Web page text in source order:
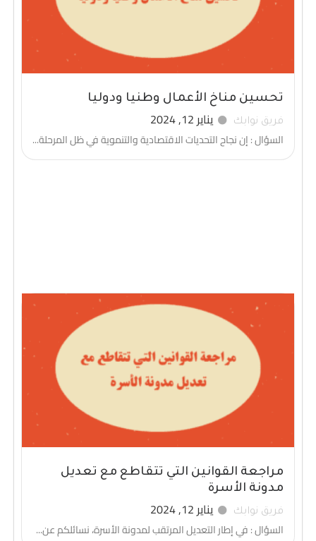
تحسين مناخ الأعمال وطنيا ودوليا
فريق نوابك يناير 12, 2024
السؤال : إن نجاح التحديات الاقتصادية والتنموية في ظل المرحلة...
مراجعة القوانين التي تتقاطع مع تعديل
مدونة الأسرة
فريق نوابك يناير 12, 2024
السؤال : في إطار التعديل المرتقب لمدونة الأسرة، نسائلكم عن...